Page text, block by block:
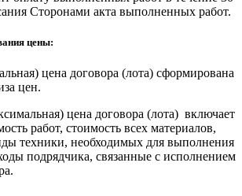
Сторонами акта выполненных работ.
цены:
цена договора (лота) сформирована
цен.
цена договора (лота) включает
работ, стоимость всех материалов,
техники, необходимых для выполнения
подрядчика, связанные с исполнением